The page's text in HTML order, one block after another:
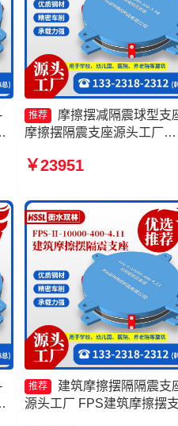
推荐
摩擦摆减隔震球型支
摩擦摆隔震支座源头工厂
摩擦摆隔震支座FPSII-
￥23951
推荐
建筑摩擦摆隔隔震支
源头工厂 FPS建筑摩擦摆